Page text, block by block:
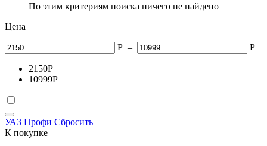
По этим критериям поиска ничего не найдено
Цена
Р – Р
2150Р
10999Р
УАЗ Профи Сбросить
К покупке